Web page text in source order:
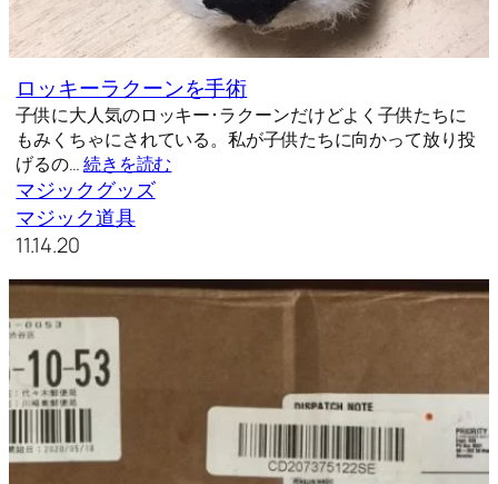
ロッキーラクーンを手術
子供に大人気のロッキー･ラクーンだけどよく子供たちに
もみくちゃにされている。私が子供たちに向かって放り投
げるの…続きを読む
マジックグッズ
マジック道具
11.14.20